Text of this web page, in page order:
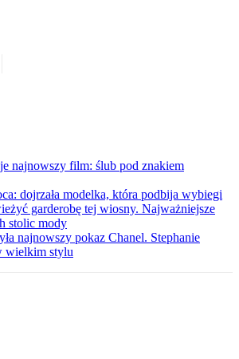
najnowszy film: ślub pod znakiem
dojrzała modelka, która podbija wybiegi
garderobę tej wiosny. Najważniejsze
stolic mody
najnowszy pokaz Chanel. Stephanie
wielkim stylu